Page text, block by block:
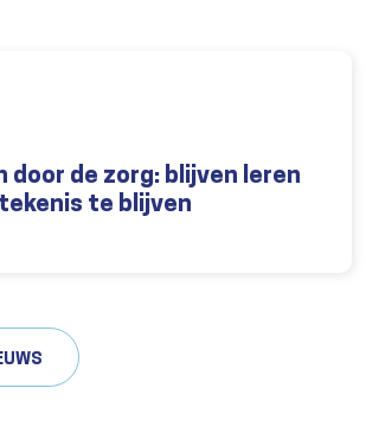
door de zorg: blijven leren
te blijven